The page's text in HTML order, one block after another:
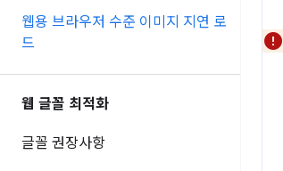
웹용 브라우저 수준 이미지 지연 로
드
웹 글꼴 최적화
글꼴 권장사항